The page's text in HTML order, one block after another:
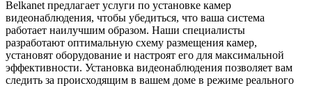
Belkanet предлагает услуги по установке камер
видеонаблюдения, чтобы убедиться, что ваша система
работает наилучшим образом. Наши специалисты
разработают оптимальную схему размещения камер,
установят оборудование и настроят его для максимальной
эффективности. Установка видеонаблюдения позволяет вам
следить за происходящим в вашем доме в режиме реального